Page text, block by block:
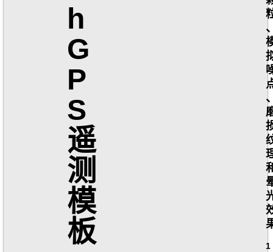
h
G
P
S
遥
测
模
板
1